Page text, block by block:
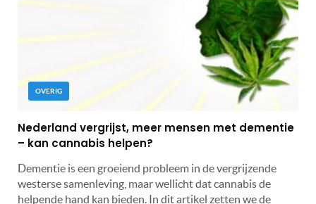
OVERIG
Nederland vergrijst, meer mensen met dementie
– kan cannabis helpen?
Dementie is een groeiend probleem in de vergrijzende
westerse samenleving, maar wellicht dat cannabis de
helpende hand kan bieden. In dit artikel zetten we de